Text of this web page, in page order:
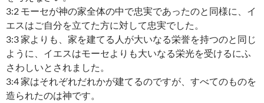
3:2 モーセが神の家全体の中で忠実であったのと同様に、イ
エスはご自分を立てた方に対して忠実でした。
3:3 家よりも、家を建てる人が大いなる栄誉を持つのと同じ
ように、イエスはモーセよりも大いなる栄光を受けるにふ
さわしいとされました。
3:4 家はそれぞれだれかが建てるのですが、すべてのものを
造られたのは神です。